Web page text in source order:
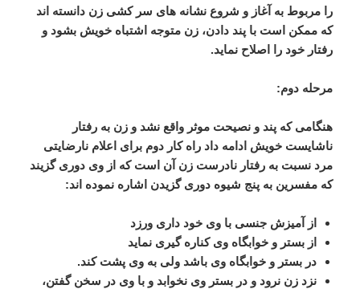
را
مربوط به آغاز و شروع نشانه های سر کشی زن دانسته اند
که ممکن است با پند دادن، زن متوجه اشتباه خویش بشود و
رفتار خود را اصلاح نماید.
مرحله دوم:
هنگامی که پند و نصیحت موثر واقع نشد و زن به رفتار
ناشایست خویش ادامه داد راه کار دوم برای اعلام نارضایتی
مرد نسبت به رفتار نادرست زن آن است که از وی دوری گزیند
که مفسرین به پنج شیوه دوری گزیدن اشاره نموده اند:
از آمیزش جنسی با وی خود داری ورزد
از بستر و خوابگاه وی کناره گیری نماید
در بستر و خوابگاه وی باشد ولی به وی پشت کند.
نزد زن نرود و در بستر وی نخوابد و با وی در سخن گفتن،